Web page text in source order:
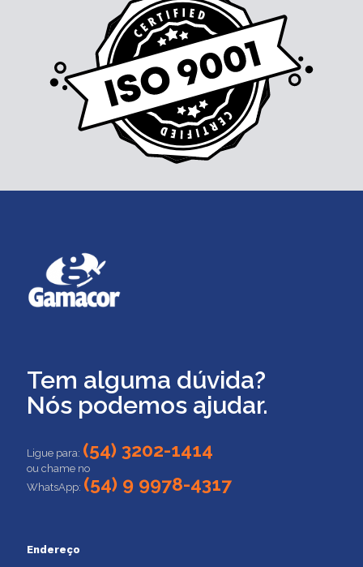
Tem alguma dúvida?
Nós podemos ajudar.
Ligue para: (54) 3202-1414
ou chame no
WhatsApp: (54) 9 9978-4317
Endereço